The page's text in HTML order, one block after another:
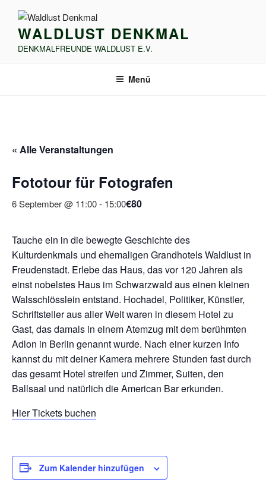
Inhalt
springenWALDLUST DENKMAL
DENKMALFREUNDE WALDLUST E.V.
Menü
« Alle Veranstaltungen
Fototour für Fotografen
6 September @ 11:00- 15:00€80
Tauche ein in die bewegte Geschichte des
Kulturdenkmals und ehemaligen Grandhotels Waldlust in
Freudenstadt. Erlebe das Haus, das vor 120 Jahren als
einst nobelstes Haus im Schwarzwald aus einen kleinen
Walsschlösslein entstand. Hochadel, Politiker, Künstler,
Schriftsteller aus aller Welt waren in diesem Hotel zu
Gast, das damals in einem Atemzug mit dem berühmten
Adlon in Berlin genannt wurde. Nach einer kurzen Info
kannst du mit deiner Kamera mehrere Stunden fast durch
das gesamt Hotel streifen und Zimmer, Suiten, den
Ballsaal und natürlich die American Bar erkunden.
Hier Tickets buchen
Zum Kalender hinzufügen